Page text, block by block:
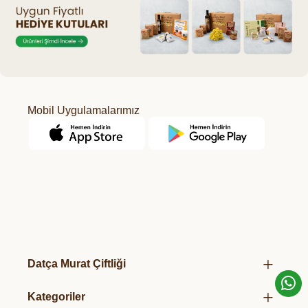
Mobil Uygulamalarımız
Datça Murat Çiftliği
Kategoriler